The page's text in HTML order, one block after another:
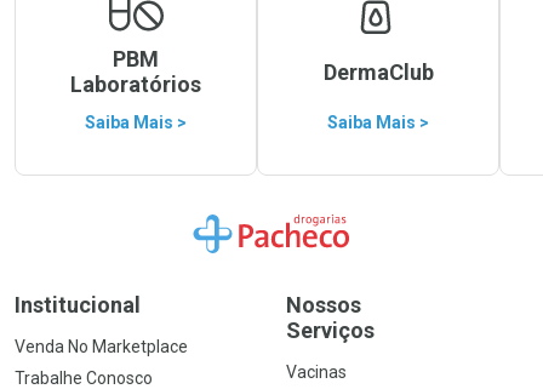
PBM
Laboratórios
Saiba Mais >
DermaClub
Saiba Mais >
Ir para a Home
Institucional
Venda No Marketplace
Trabalhe Conosco
Nossos
Serviços
Vacinas